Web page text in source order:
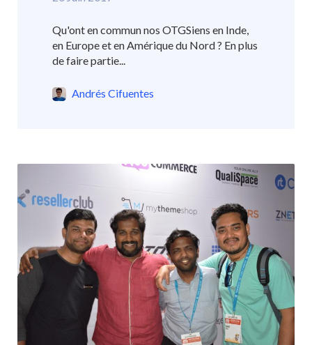
Qu'ont en commun nos OTGSiens en Inde,
en Europe et en Amérique du Nord ? En plus
de faire partie...
Andrés Cifuentes